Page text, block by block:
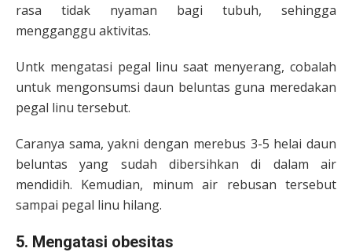
rasa tidak nyaman bagi tubuh, sehingga
mengganggu aktivitas.
Untk mengatasi pegal linu saat menyerang, cobalah
untuk mengonsumsi daun beluntas guna meredakan
pegal linu tersebut.
Caranya sama, yakni dengan merebus 3-5 helai daun
beluntas yang sudah dibersihkan di dalam air
mendidih. Kemudian, minum air rebusan tersebut
sampai pegal linu hilang.
5. Mengatasi obesitas